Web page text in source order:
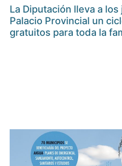
La Diputación lleva a
Palacio Provincial un
gratuitos para toda la